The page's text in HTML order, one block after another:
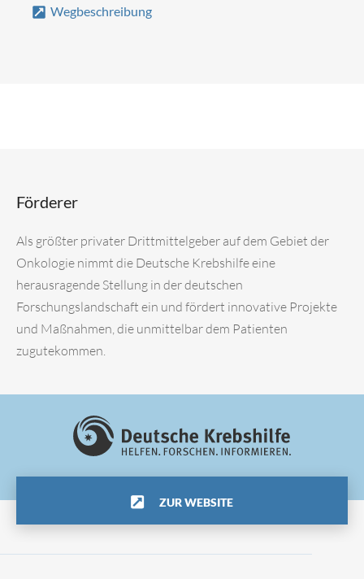
Wegbeschreibung
Förderer
Als größter privater Drittmittelgeber auf dem Gebiet der
Onkologie nimmt die Deutsche Krebshilfe eine
herausragende Stellung in der deutschen
Forschungslandschaft ein und fördert innovative Projekte
und Maßnahmen, die unmittelbar dem Patienten
zugutekommen.
ZUR WEBSITE